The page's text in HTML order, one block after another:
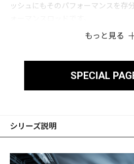
ッシュにもそのパフォーマンスを存
もっと見る
SPECIAL
シリーズ説明